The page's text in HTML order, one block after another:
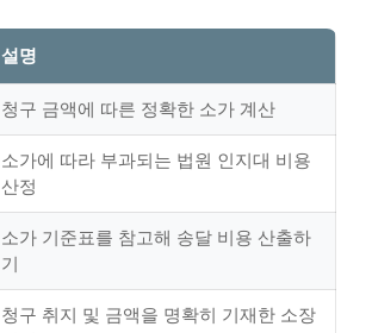
설명
청구 금액에 따른 정확한 소가 계산
소가에 따라 부과되는 법원 인지대 비용
산정
소가 기준표를 참고해 송달 비용 산출하
기
청구 취지 및 금액을 명확히 기재한 소장